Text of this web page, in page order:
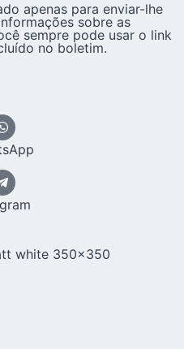
apenas para enviar-lhe
sobre as
sempre pode usar o link
no boletim.